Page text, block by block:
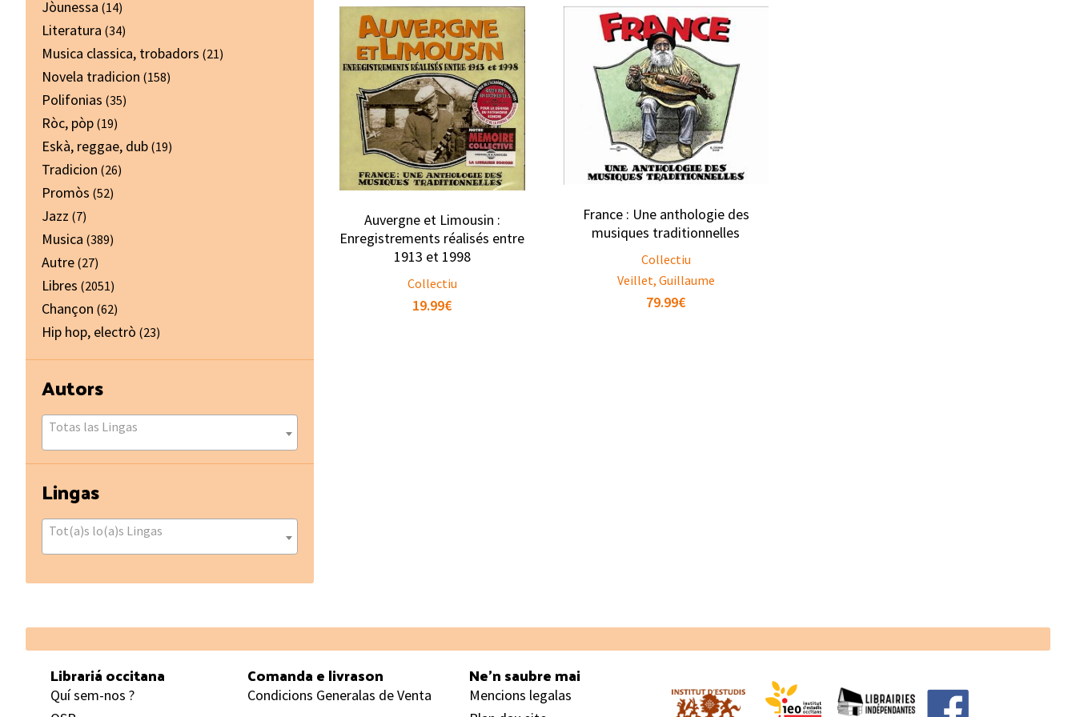
Auvergne et Limousin :
Enregistrements réalisés entre
1913 et 1998
Collectiu
19.99€
France : Une anthologie des
musiques traditionnelles
Collectiu
Veillet, Guillaume
79.99€
Jòunessa (14)
Literatura (34)
Musica classica, trobadors (21)
Novela tradicion (158)
Polifonias (35)
Ròc, pòp (19)
Eskà, reggae, dub (19)
Tradicion (26)
Promòs (52)
Jazz (7)
Musica (389)
Autre (27)
Libres (2051)
Chançon (62)
Hip hop, electrò (23)
Autors
Totas las Lingas
Lingas
Tot(a)s lo(a)s Lingas
Footer
Librariá occitana
Quí sem-nos ?
Comanda e livrason
Condicions Generalas de Venta
Ne’n saubre mai
Mencions legalas